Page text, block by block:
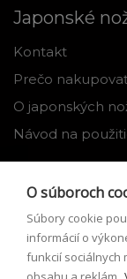
Japonské
Kontakt
Prečo
O japonských
Návod na
Môj profil
Zabudnuté
O súboroch
Súbory cookie
informácií o
funkcií sociálnych